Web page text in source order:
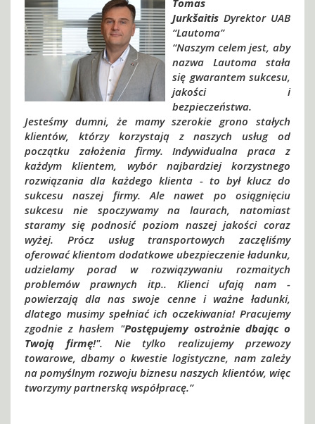
Jurkšaitis Dyrektor UAB
“Lautoma”
“Naszym celem jest, aby
nazwa Lautoma stała
się gwarantem sukcesu,
jakości i
bezpieczeństwa.
Jesteśmy dumni, że mamy szerokie grono stałych
klientów, którzy korzystają z naszych usług od
początku założenia firmy. Indywidualna praca z
każdym klientem, wybór najbardziej korzystnego
rozwiązania dla każdego klienta - to był klucz do
sukcesu naszej firmy. Ale nawet po osiągnięciu
sukcesu nie spoczywamy na laurach, natomiast
staramy się podnosić poziom naszej jakości coraz
wyżej. Prócz usług transportowych zaczęliśmy
oferować klientom dodatkowe ubezpieczenie ładunku,
udzielamy porad w rozwiązywaniu rozmaitych
problemów prawnych itp.. Klienci ufają nam -
powierzają dla nas swoje cenne i ważne ładunki,
dlatego musimy spełniać ich oczekiwania! Pracujemy
zgodnie z hasłem "Postępujemy ostrożnie dbając o
Twoją firmę!". Nie tylko realizujemy przewozy
towarowe, dbamy o kwestie logistyczne, nam zależy
na pomyślnym rozwoju biznesu naszych klientów, więc
tworzymy partnerską współpracę.”